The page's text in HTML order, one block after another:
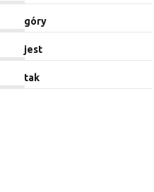
góry
jest
tak